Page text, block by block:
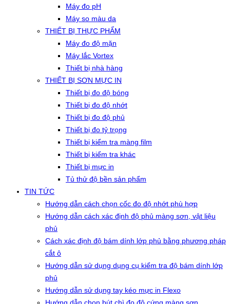
Máy đo pH
Máy so màu da
THIẾT BỊ THỰC PHẨM
Máy đo độ mặn
Máy lắc Vortex
Thiết bị nhà hàng
THIẾT BỊ SƠN MỰC IN
Thiết bị đo độ bóng
Thiết bị đo độ nhớt
Thiết bị đo độ phủ
Thiết bị đo tỷ trọng
Thiết bị kiểm tra màng film
Thiết bị kiểm tra khác
Thiết bị mực in
Tủ thử độ bền sản phẩm
TIN TỨC
Hướng dẫn cách chọn cốc đo độ nhớt phù hợp
Hướng dẫn cách xác định độ phủ màng sơn, vật liệu
phủ
Cách xác định độ bám dính lớp phủ bằng phương pháp
cắt ô
Hướng dẫn sử dụng dụng cụ kiểm tra độ bám dính lớp
phủ
Hướng dẫn sử dụng tay kéo mực in Flexo